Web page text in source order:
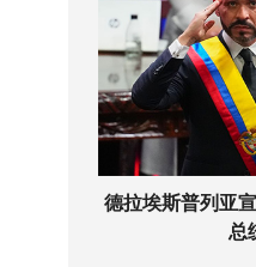
德拉埃斯普列亚
总